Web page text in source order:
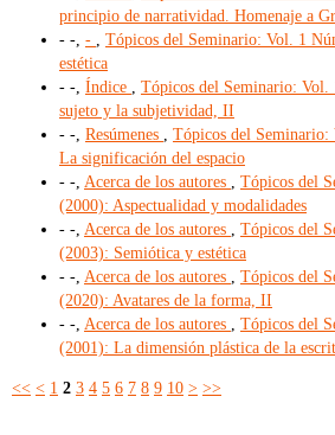
principio de narratividad. Homenaje a
- -, - , Tópicos del Seminario: Vol. 1
estética
- -, Índice , Tópicos del Seminario:
sujeto y la subjetividad, II
- -, Resúmenes , Tópicos del
La significación del espacio
- -, Acerca de los autores , Tópicos del
(2000): Aspectualidad y modalidades
- -, Acerca de los autores , Tópicos del
(2003): Semiótica y estética
- -, Acerca de los autores , Tópicos del
(2020): Avatares de la forma, II
- -, Acerca de los autores , Tópicos del
(2001): La dimensión plástica de la
<< < 1 2 3 4 5 6 7 8 9 10 > >>